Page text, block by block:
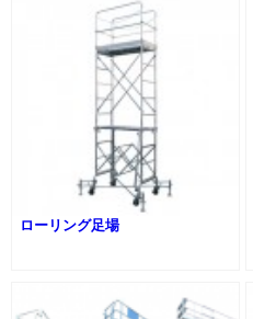
ローリング足場